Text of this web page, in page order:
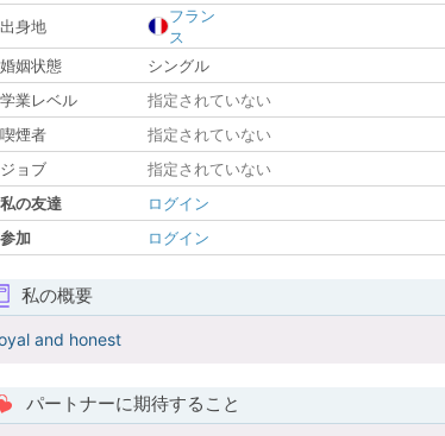
出身地
フラン
ス
婚姻状態
シングル
学業レベル
指定されていない
喫煙者
指定されていない
ジョブ
指定されていない
私の友達
ログイン
参加
ログイン
私の概要
and honest
パートナーに期待すること